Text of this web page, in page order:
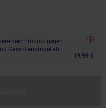
dein Produkt gegen
Garantiemängel ab
19,99 €